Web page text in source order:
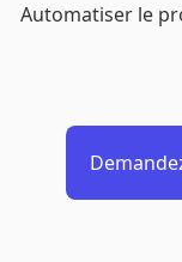
Automatiser le